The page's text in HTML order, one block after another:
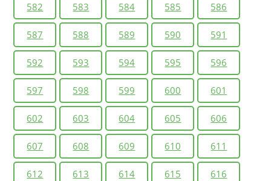
582 583 584 585 586
587 588 589 590 591
592 593 594 595 596
597 598 599 600 601
602 603 604 605 606
607 608 609 610 611
612 613 614 615 616